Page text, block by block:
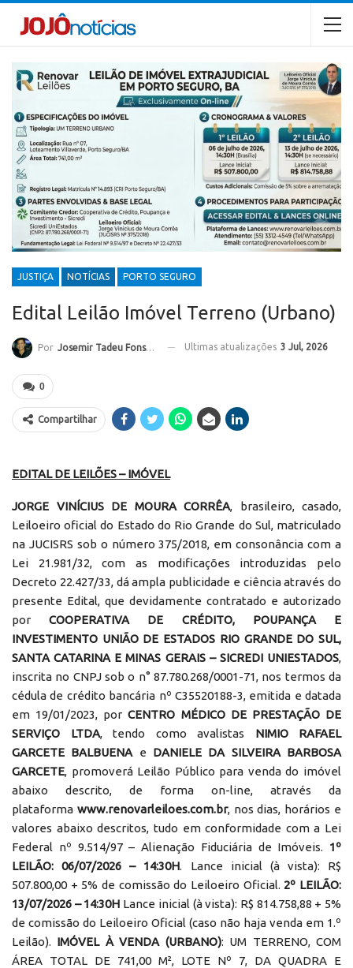
JUSTIÇA NOTÍCIAS PORTO SEGURO
Edital Leilão Imóvel Terreno (Urbano)
Por Josemir Tadeu Fonseca Ultimas atualizações 3 Jul, 2026
0
Compartilhar
EDITAL DE LEILÕES – IMÓVEL
JORGE VINÍCIUS DE MOURA CORRÊA, brasileiro, casado,
Leiloeiro oficial do Estado do Rio Grande do Sul, matriculado
na JUCISRS sob o número 375/2018, em consonância com a
Lei 21.981/32, com as modificações introduzidas pelo
Decreto 22.427/33, dá ampla publicidade e ciência através do
presente Edital, que devidamente contratado e autorizado
porCOOPERATIVA DE CRÉDITO, POUPANÇA E
INVESTIMENTO UNIÃO DE ESTADOS RIO GRANDE DO SUL,
SANTA CATARINA E MINAS GERAIS – SICREDI UNIESTADOS,
inscrita no CNPJ sob o n° 87.780.268/0001-71, nos termos da
cédula de crédito bancária nº C35520188-3, emitida e datada
em 19/01/2023, por CENTRO MÉDICO DE PRESTAÇÃO DE
SERVIÇO LTDA, tendo como avalistas NIMIO RAFAEL
GARCETE BALBUENA e DANIELE DA SILVEIRA BARBOSA
GARCETE, promoverá Leilão Público para venda do imóvel
abaixo descrito, de forma on-line, através da
plataforma www.renovarleiloes.com.br, nos dias, horários e
valores abaixo descritos, tudo em conformidade com a Lei
Federal nº 9.514/97 – Alienação Fiduciária de Imóveis. 1º
LEILÃO: 06/07/2026 – 14:30H. Lance inicial (à vista): R$
507.800,00 + 5% de comissão do Leiloeiro Oficial. 2º LEILÃO:
13/07/2026 – 14:30H Lance inicial (à vista): R$ 814.758,88 + 5%
de comissão do Leiloeiro Oficial (caso não haja venda em 1.º
Leilão). IMÓVEL À VENDA (URBANO): UM TERRENO, COM
ÁREA TOTAL DE 741,00 M², LOTE Nº 7, DA QUADRA E